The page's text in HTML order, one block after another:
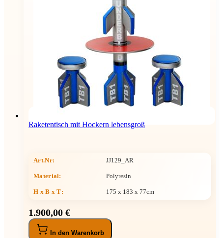
Raketentisch mit Hockern lebensgroß
Art.Nr: JJ129_AR
Material: Polyresin
H x B x T: 175 x 183 x 77cm
1.900,00 €
In den Warenkorb